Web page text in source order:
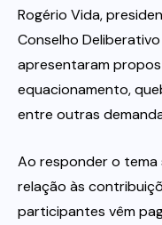
Rogério Vida,
Conselho
apresentaram
equacionamento,
entre outras
Ao responder o
relação às
participantes vêm